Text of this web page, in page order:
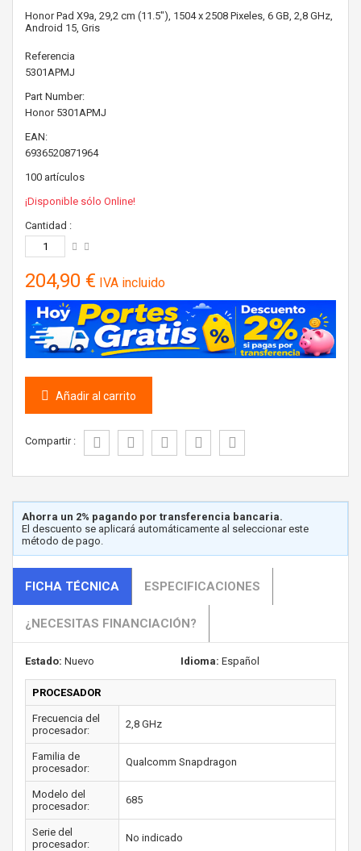
Honor Pad X9a, 29,2 cm (11.5"), 1504 x 2508 Pixeles, 6 GB, 2,8 GHz,
Android 15, Gris
Referencia
5301APMJ
Part Number:
Honor 5301APMJ
EAN:
6936520871964
100 artículos
¡Disponible sólo Online!
Cantidad :
204,90 € IVA incluido
Añadir al carrito
Compartir :
Ahorra un 2% pagando por transferencia bancaria.
El descuento se aplicará automáticamente al seleccionar este
método de pago.
FICHA TÉCNICA ESPECIFICACIONES
¿NECESITAS FINANCIACIÓN?
Estado: Nuevo Idioma: Español
PROCESADOR
Frecuencia del
procesador:
2,8 GHz
Familia de
procesador:
Qualcomm Snapdragon
Modelo del
procesador:
685
Serie del
procesador:
No indicado